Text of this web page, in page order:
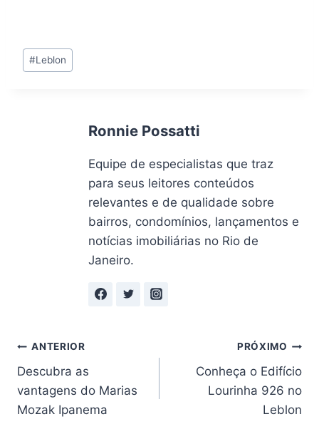
Tags
do
#Leblon
Ronnie Possatti
Equipe de especialistas que traz
para seus leitores conteúdos
relevantes e de qualidade sobre
bairros, condomínios, lançamentos e
notícias imobiliárias no Rio de
Janeiro.
Navegação
de
Post
ANTERIOR
Descubra as
vantagens do Marias
Mozak Ipanema
PRÓXIMO
Conheça o Edifício
Lourinha 926 no
Leblon